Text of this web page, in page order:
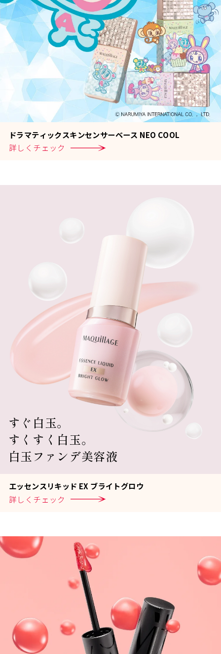
ドラマティックスキンセンサーベース NEO COOL
詳 し く チェ ッ ク
すぐ白玉。
すくすく白玉。
白玉ファンデ美容液
エッセンスリキッ ド EX ブライ トグロウ
詳 し く チ ェ ッ ク